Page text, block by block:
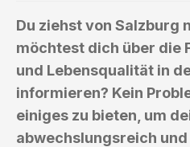
Du ziehst von Salzburg
möchtest dich über die
und Lebensqualität in
informieren? Kein
einiges zu bieten, um
abwechslungsreich